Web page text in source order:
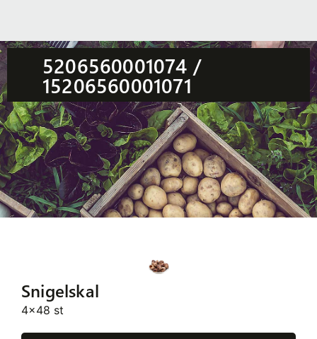
5206560001074 /
15206560001071
Snigelskal
4x48 st